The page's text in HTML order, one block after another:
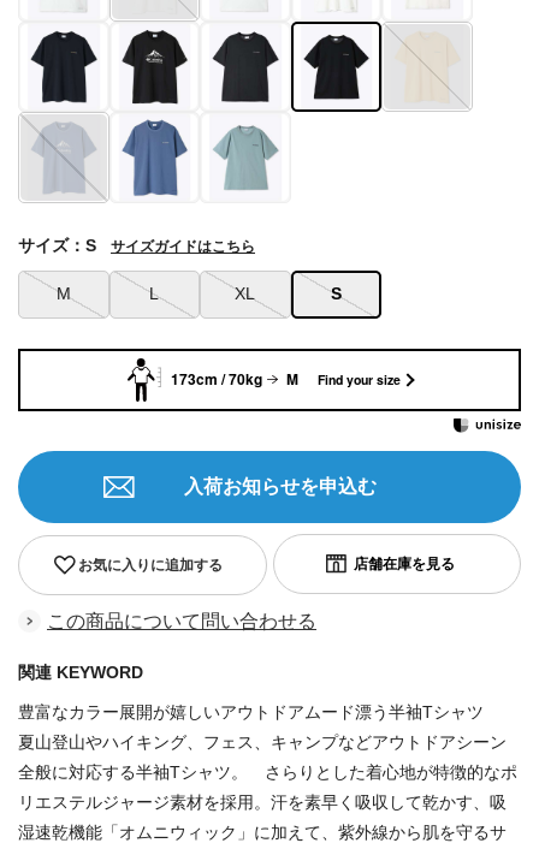
M L XL S
サイズ：S サイズガイドはこちら
お気に入りに追加する
入荷お知らせを申込む
この商品について問い合わせる
関連 KEYWORD
豊富なカラー展開が嬉しいアウトドアムード漂う半袖Tシャツ
夏山登山やハイキング、フェス、キャンプなどアウトドアシーン
全般に対応する半袖Tシャツ。 さらりとした着心地が特徴的なポ
リエステルジャージ素材を採用。汗を素早く吸収して乾かす、吸
湿速乾機能「オムニウィック」に加えて、紫外線から肌を守るサ
173cm / 70kg M Find your size